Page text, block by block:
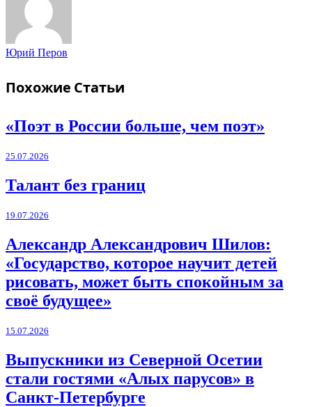
Юрий Перов
Похожие Статьи
«Поэт в России больше, чем поэт»
25.07.2026
Талант без границ
19.07.2026
Александр Александрович Шилов:
«Государство, которое научит детей
рисовать, может быть спокойным за
своё будущее»
15.07.2026
Выпускники из Северной Осетии
стали гостями «Алых парусов» в
Санкт-Петербурге